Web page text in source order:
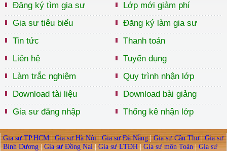
Đăng ký tìm gia sư
Gia sư tiêu biểu
Tin tức
Liên hệ
Làm trắc nghiệm
Download tài liệu
Gia sư đăng nhập
Lớp mới giảm phí
Đăng ký làm gia sư
Thanh toán
Tuyển dụng
Quy trình nhận lớp
Download bài giảng
Thống kê nhận lớp
Gia sư TP.HCM|Gia sư Hà Nội|Gia sư Đà Nẵng|Gia sư Cần Thơ|Gia sư
Bình Dương | Gia sư Đồng Nai | Gia sư LTĐH | Gia sư môn Toán | Gia sư